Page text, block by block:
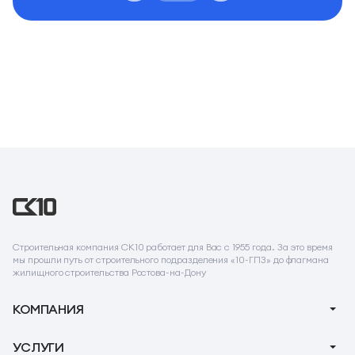
Строительная компания СК10 работает для Вас с 1955 года. За это время
мы прошли путь от строительного подразделения «10-ГПЗ» до флагмана
жилищного строительства Ростова-на-Дону
КОМПАНИЯ
О компании
УСЛУГИ